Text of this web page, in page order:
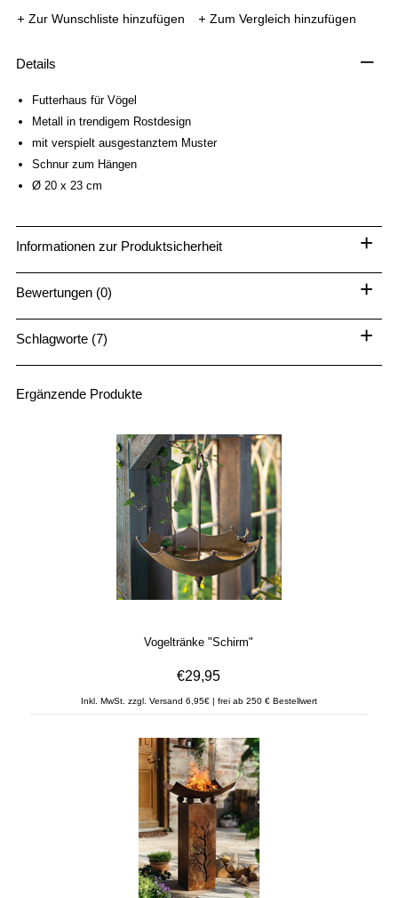
Zur Wunschliste hinzufügen Zum Vergleich hinzufügen
Details –
Futterhaus für Vögel
Metall in trendigem Rostdesign
mit verspielt ausgestanztem Muster
Schnur zum Hängen
Ø 20 x 23 cm
Informationen zur Produktsicherheit +
Bewertungen (0) +
Schlagworte (7) +
Ergänzende Produkte
Vogeltränke "Schirm"
€29,95
Inkl. MwSt. zzgl. Versand 6,95€ | frei ab 250 € Bestellwert